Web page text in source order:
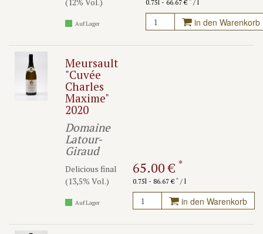
Auf Lager
0.75l - 66.67 € / l
in den Warenkorb
Meursault
"Cuvée
Charles
Maxime"
2020
Domaine
Latour-
Giraud
Delicious final
(13,5% Vol.)
Auf Lager
65.00 € *
0.75l - 86.67 € */ l
in den Warenkorb